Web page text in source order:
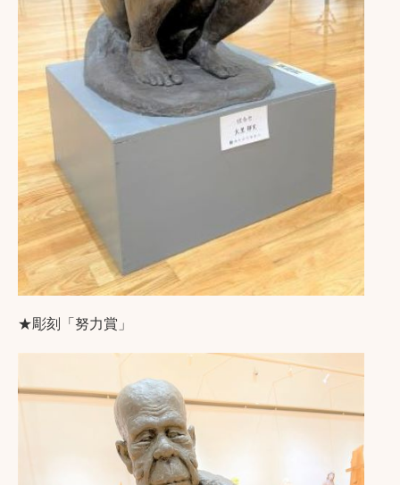
★彫刻「努力賞」